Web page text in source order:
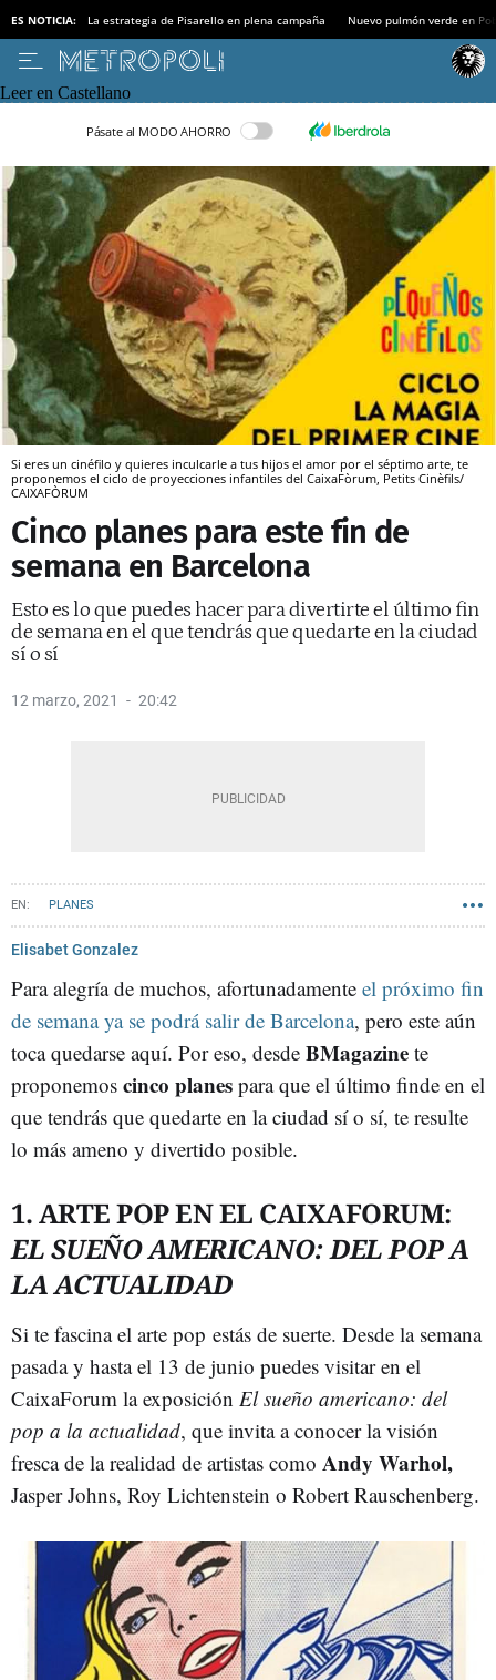
ES NOTICIA: La estrategia de Pisarello en plena campaña Nuevo pulmón verde en
Leer en Castellano
Pásate al MODO AHORRO
Si eres un cinéfilo y quieres inculcarle a tus hijos el amor por el séptimo arte, te
proponemos el ciclo de proyecciones infantiles del CaixaFòrum, Petits Cinèfils/
CAIXAFÒRUM
Cinco planes para este fin de
semana en Barcelona
Esto es lo que puedes hacer para divertirte el último fin
de semana en el que tendrás que quedarte en la ciudad
sí o sí
12 marzo, 2021 20:42
PLANES
Elisabet Gonzalez
Para alegría de muchos, afortunadamente el próximo fin
de semana ya se podrá salir de Barcelona, pero este aún
toca quedarse aquí. Por eso, desde BMagazine te
proponemos cinco planes para que el último finde en el
que tendrás que quedarte en la ciudad sí o sí, te resulte
lo más ameno y divertido posible.
1. ARTE POP EN EL CAIXAFORUM:
EL SUEÑO AMERICANO: DEL POP A
LA ACTUALIDAD
Si te fascina el arte pop estás de suerte. Desde la semana
pasada y hasta el 13 de junio puedes visitar en el
CaixaForum la exposición El sueño americano: del
pop a la actualidad, que invita a conocer la visión
fresca de la realidad de artistas como Andy Warhol,
Jasper Johns, Roy Lichtenstein o Robert Rauschenberg.